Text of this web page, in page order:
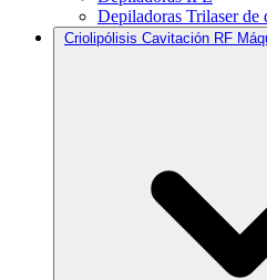
Depiladoras Trilaser de
Criolipólisis Cavitación RF